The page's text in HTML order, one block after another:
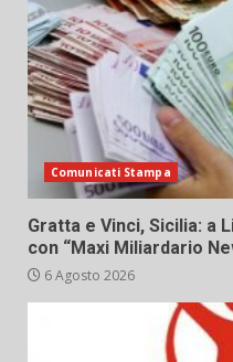
Comunicati Stampa
Gratta e Vinci, Sicilia: a
con “Maxi Miliardario
6 Agosto 2026